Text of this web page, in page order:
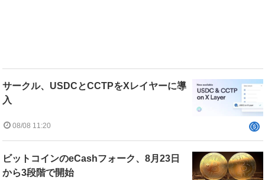
サークル、USDCとCCTPをXレイヤーに導
入
08/08 11:20
ビットコインのeCashフォーク、8月23日
から3段階で開始